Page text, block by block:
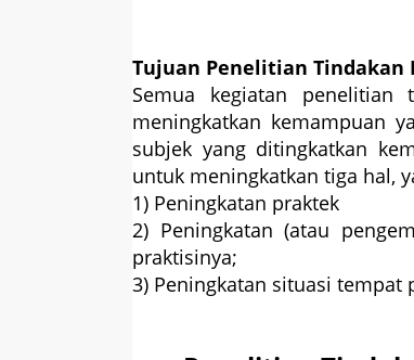
Tujuan Penelitian Tindakan
Semua kegiatan
meningkatkan kemampuan
subjek yang ditingkatkan
untuk meningkatkan tiga hal,
1) Peningkatan praktek
2) Peningkatan (atau
praktisinya;
3) Peningkatan situasi tempat